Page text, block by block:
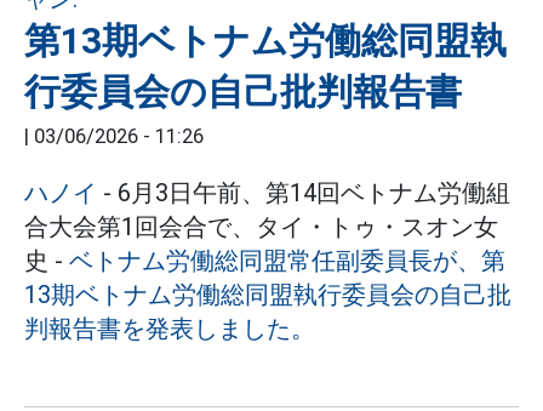
第13期ベトナム労働総同盟執
行委員会の自己批判報告書
| 03/06/2026 - 11:26
ハノイ - 6月3日午前、第14回ベトナム労働組
合大会第1回会合で、タイ・トゥ・スオン女
史 - ベトナム労働総同盟常任副委員長が、第
13期ベトナム労働総同盟執行委員会の自己批
判報告書を発表しました。